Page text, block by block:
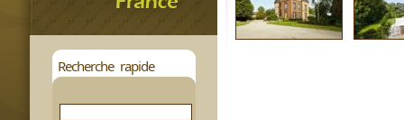
Recherche rapide